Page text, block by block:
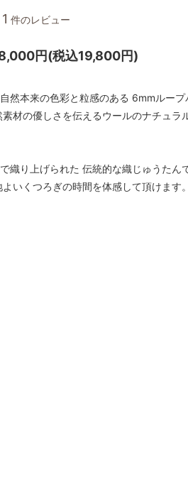
1 件のレビュー
円(税込19,800円)
然本来の色彩と粒感のある 6mmループ
材の優しさを伝えるウールのナチュ
織り上げられた 伝統的な織じゅうた
いくつろぎの時間を体感して頂けます。